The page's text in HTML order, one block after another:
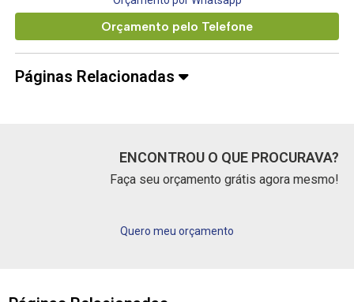
Orçamento pelo Telefone
Páginas Relacionadas
ENCONTROU O QUE PROCURAVA?
Faça seu orçamento grátis agora mesmo!
Quero meu orçamento